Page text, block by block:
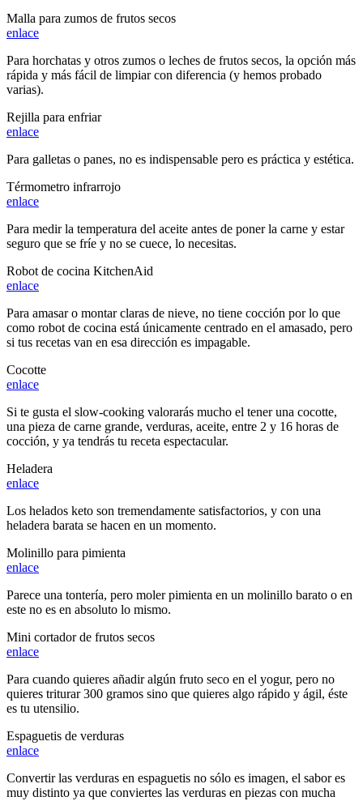
Malla para zumos de frutos secos
enlace
Para horchatas y otros zumos o leches de frutos secos, la opción más
rápida y más fácil de limpiar con diferencia (y hemos probado
varias).
Rejilla para enfriar
enlace
Para galletas o panes, no es indispensable pero es práctica y estética.
Térmometro infrarrojo
enlace
Para medir la temperatura del aceite antes de poner la carne y estar
seguro que se fríe y no se cuece, lo necesitas.
Robot de cocina KitchenAid
enlace
Para amasar o montar claras de nieve, no tiene cocción por lo que
como robot de cocina está únicamente centrado en el amasado, pero
si tus recetas van en esa dirección es impagable.
Cocotte
enlace
Si te gusta el slow-cooking valorarás mucho el tener una cocotte,
una pieza de carne grande, verduras, aceite, entre 2 y 16 horas de
cocción, y ya tendrás tu receta espectacular.
Heladera
enlace
Los helados keto son tremendamente satisfactorios, y con una
heladera barata se hacen en un momento.
Molinillo para pimienta
enlace
Parece una tontería, pero moler pimienta en un molinillo barato o en
este no es en absoluto lo mismo.
Mini cortador de frutos secos
enlace
Para cuando quieres añadir algún fruto seco en el yogur, pero no
quieres triturar 300 gramos sino que quieres algo rápido y ágil, éste
es tu utensilio.
Espaguetis de verduras
enlace
Convertir las verduras en espaguetis no sólo es imagen, el sabor es
muy distinto ya que conviertes las verduras en piezas con mucha